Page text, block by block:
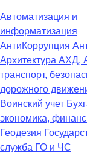
Автоматизация и
информатизация
АнтиКоррупция
Архитектура АХД,
транспорт,
дорожного
Воинский учет
экономика,
Геодезия
служба ГО и ЧС